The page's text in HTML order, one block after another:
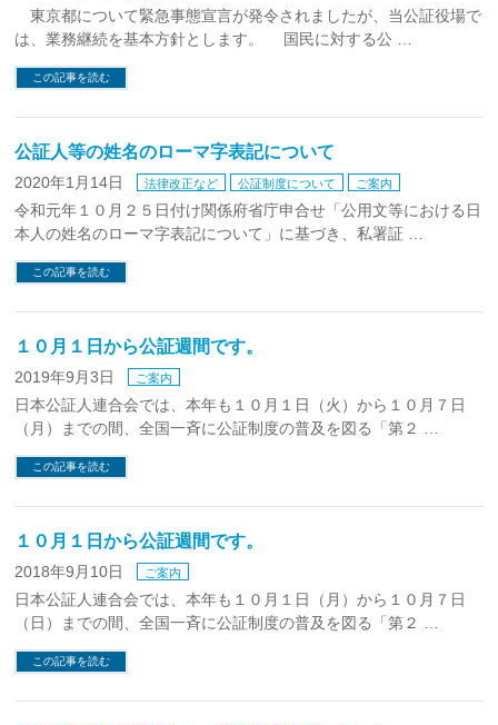
東京都について緊急事態宣言が発令されましたが、当公証役場で
は、業務継続を基本方針とします。 国民に対する公 …
この記事を読む
公証人等の姓名のローマ字表記について
2020年1月14日 法律改正など 公証制度について ご案内
令和元年１０月２５日付け関係府省庁申合せ「公用文等における日
本人の姓名のローマ字表記について」に基づき、私署証 …
この記事を読む
１０月１日から公証週間です。
2019年9月3日 ご案内
日本公証人連合会では、本年も１０月１日（火）から１０月７日
（月）までの間、全国一斉に公証制度の普及を図る「第２ …
この記事を読む
１０月１日から公証週間です。
2018年9月10日 ご案内
日本公証人連合会では、本年も１０月１日（月）から１０月７日
（日）までの間、全国一斉に公証制度の普及を図る「第２ …
この記事を読む